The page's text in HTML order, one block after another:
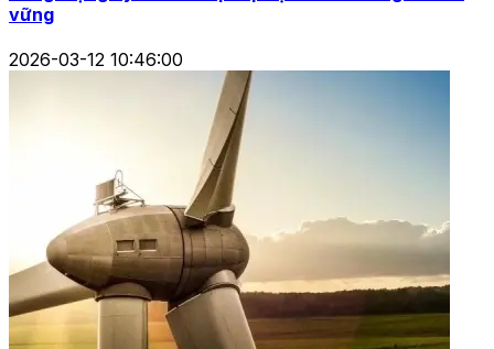
vững
2026-03-12 10:46:00